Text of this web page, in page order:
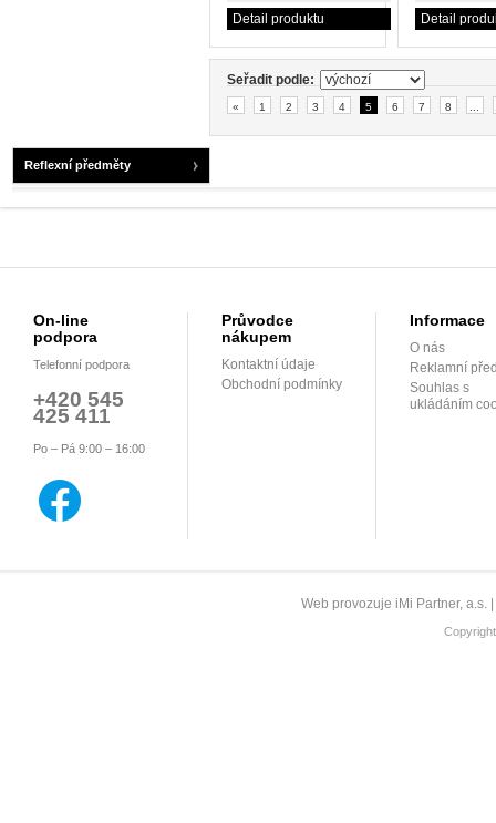
Detail produktu
Detail
Seřadit podle:
« 1 2 3 4 5 6 7 8
Reflexní předměty
On-line
podpora
Telefonní podpora
+420 545
425 411
Po – Pá 9:00 – 16:00
Průvodce
nákupem
Kontaktní údaje
Obchodní podmínky
Informace
O nás
Reklamní
Souhlas s
ukládáním
Web provozuje iMi Partner,